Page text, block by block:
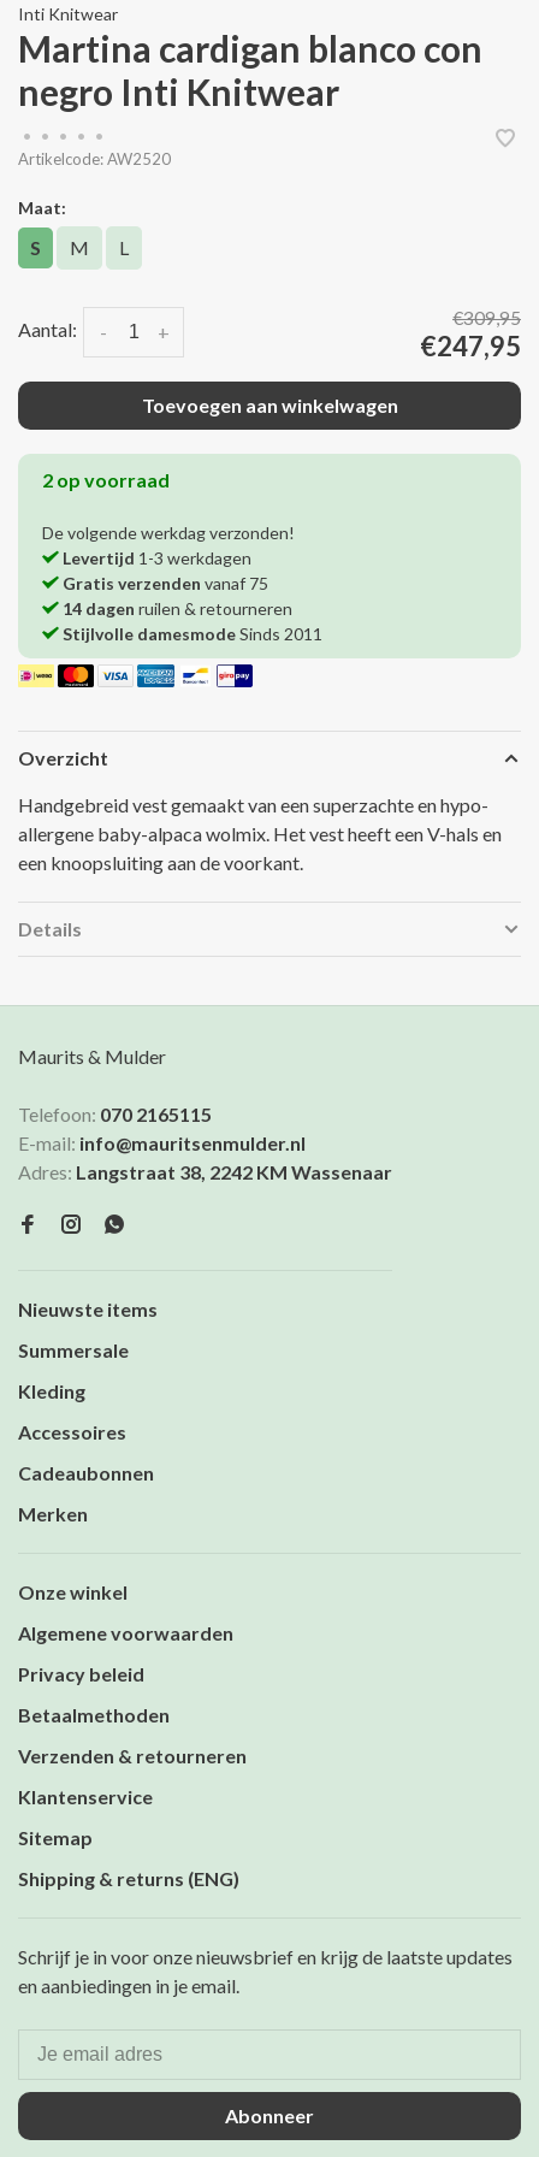
Inti Knitwear
Martina cardigan blanco con
negro Inti Knitwear
• • • •
•
Artikelcode:AW2520
Maat:
S M L
Aantal: +
-
€309,95
€247,95
Toevoegen aan winkelwagen
2 op voorraad
De volgende werkdag verzonden!
Levertijd 1-3 werkdagen
Gratis verzenden vanaf 75
14 dagen ruilen & retourneren
Stijlvolle damesmodeSinds 2011
Overzicht
Handgebreid vest gemaakt van een superzachte en hypo-
allergene baby-alpaca wolmix. Het vest heeft een V-hals en
een knoopsluiting aan de voorkant.
Details
Maurits & Mulder
Telefoon: 070 2165115
E-mail: info@mauritsenmulder.nl
Adres: Langstraat 38, 2242 KM Wassenaar
Nieuwste items
Summersale
Kleding
Accessoires
Cadeaubonnen
Merken
Onze winkel
Algemene voorwaarden
Privacy beleid
Betaalmethoden
Verzenden & retourneren
Klantenservice
Sitemap
Shipping & returns (ENG)
Schrijf je in voor onze nieuwsbrief en krijg de laatste updates
en aanbiedingen in je email.
Abonneer